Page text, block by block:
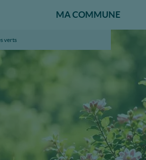
MA COMMUNE
verts